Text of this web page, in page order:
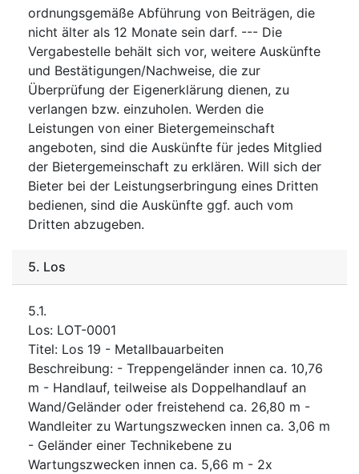
ordnungsgemäße Abführung von Beiträgen, die
nicht älter als 12 Monate sein darf. --- Die
Vergabestelle behält sich vor, weitere Auskünfte
und Bestätigungen/Nachweise, die zur
Überprüfung der Eigenerklärung dienen, zu
verlangen bzw. einzuholen. Werden die
Leistungen von einer Bietergemeinschaft
angeboten, sind die Auskünfte für jedes Mitglied
der Bietergemeinschaft zu erklären. Will sich der
Bieter bei der Leistungserbringung eines Dritten
bedienen, sind die Auskünfte ggf. auch vom
Dritten abzugeben.
5. Los
5.1.
Los: LOT-0001
Titel: Los 19 - Metallbauarbeiten
Beschreibung: - Treppengeländer innen ca. 10,76
m - Handlauf, teilweise als Doppelhandlauf an
Wand/Geländer oder freistehend ca. 26,80 m -
Wandleiter zu Wartungszwecken innen ca. 3,06 m
- Geländer einer Technikebene zu
Wartungszwecken innen ca. 5,66 m - 2x